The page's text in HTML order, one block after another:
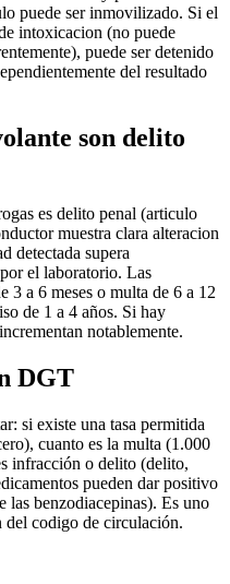
puede ser inmovilizado. Si el
intoxicacion (no puede
puede ser detenido
del resultado
son delito
es delito penal (articulo
muestra clara alteracion
detectada supera
el laboratorio. Las
3 a 6 meses o multa de 6 a 12
de 1 a 4 años. Si hay
notablemente.
DGT
si existe una tasa permitida
cuanto es la multa (1.000
infracción o delito (delito,
pueden dar positivo
las benzodiacepinas). Es uno
del codigo de circulación.